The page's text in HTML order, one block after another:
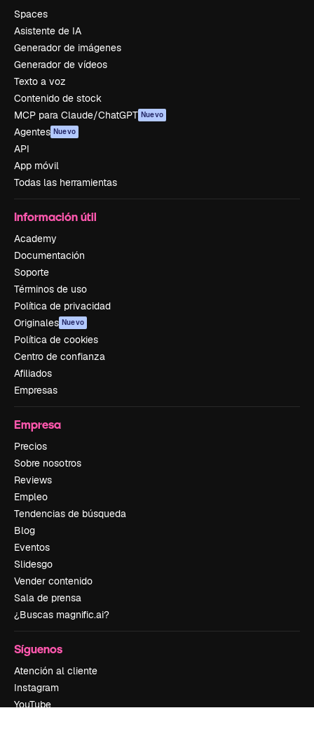
Spaces
Asistente de IA
Generador de imágenes
Generador de vídeos
Texto a voz
Contenido de stock
MCP para Claude/ChatGPT Nuevo
Agentes Nuevo
API
App móvil
Todas las herramientas
Información útil
Academy
Documentación
Soporte
Términos de uso
Política de privacidad
Originales Nuevo
Política de cookies
Centro de confianza
Afiliados
Empresas
Empresa
Precios
Sobre nosotros
Reviews
Empleo
Tendencias de búsqueda
Blog
Eventos
Slidesgo
Vender contenido
Sala de prensa
¿Buscas magnific.ai?
Síguenos
Atención al cliente
Instagram
YouTube